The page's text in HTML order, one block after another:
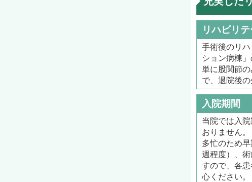
リハビリ
手術後のリ
ション病棟
単に股関節
で、退院後
入院期間
当院では入
おりません。
多忙のため
週程度）、
すので、各
心ください